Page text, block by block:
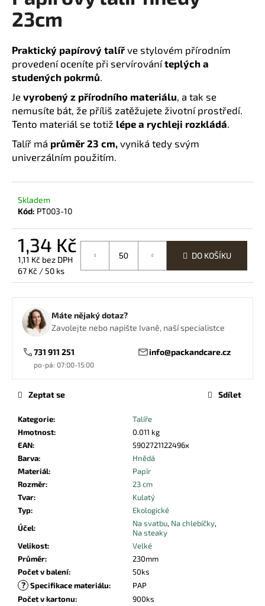
23cm
Praktický papírový talíř ve stylovém přírodním
provedení oceníte při servírováníteplých a
studených pokrmů
Je vyrobený z přírodního materiálu , a tak se
nemusíte bát, že příliš zatěžujete životní prostředí.
Tento materiál se totiž lépe a rychleji rozkládá
Talíř má průměr 23 cm, vyniká tedy svým
univerzálním použitím.
Skladem
Kód: PT003-10
1,34 Kč
1,11 Kč bez DPH
Měrná
cena:
67 Kč / 50 ks
DO KOŠÍKU
Máte nějaký dotaz?
Zavolejte nebo napište Ivaně, naší specialistce
731 911 251
po-pá: 07:00-15:00
info@packandcare.cz
Kategorie:
Talíře
Hmotnost:
0.011 kg
EAN:
5902721122496x
Barva:
Hnědá
Materiál:
Papír
Rozměr:
23 cm
Tvar:
Kulatý
Typ:
Ekologické
Účel: Na svatbu, Na chlebíčky,
Na steaky
Velikost:
Velké
Průměr:
230mm
Počet v balení: 50ks
? Specifikace materiálu:
PAP
Počet v kartonu: 900ks
Zeptat se Sdílet
a
j
í
t
?
o
p
o
u
u
j
m
VIDLIČKA
0,98